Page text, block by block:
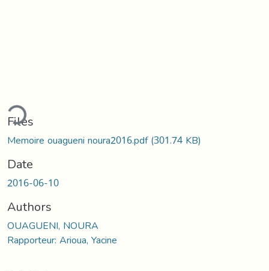
Files
Memoire ouagueni noura2016.pdf(301.74 KB)
Date
2016-06-10
Authors
OUAGUENI, NOURA
Rapporteur: Arioua, Yacine